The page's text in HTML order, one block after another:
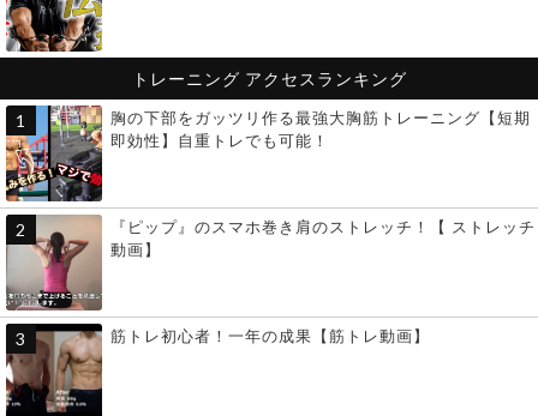
トレーニング アクセスランキング
胸の下部をガッツリ作る最強大胸筋トレーニング【短期
即効性】自重トレでも可能！
『ピップ』のスマホ巻き肩のストレッチ！【 ストレッチ
動画】
筋トレ初心者！一年の成果【筋トレ動画】